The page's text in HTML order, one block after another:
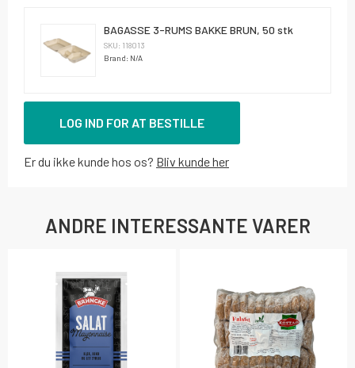
BAGASSE 3-RUMS BAKKE BRUN, 50 stk
SKU: 118013
Brand: N/A
LOG IND FOR AT BESTILLE
Er du ikke kunde hos os? Bliv kunde her
ANDRE INTERESSANTE VARER